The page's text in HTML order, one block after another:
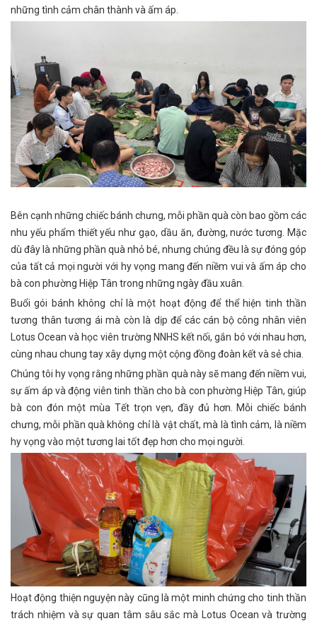
những tình cảm chân thành và ấm áp.
Bên cạnh những chiếc bánh chưng, mỗi phần quà còn bao gồm các
nhu yếu phẩm thiết yếu như gạo, dầu ăn, đường, nước tương. Mặc
dù đây là những phần quà nhỏ bé, nhưng chúng đều là sự đóng góp
của tất cả mọi người với hy vọng mang đến niềm vui và ấm áp cho
bà con phường Hiệp Tân trong những ngày đầu xuân.
Buổi gói bánh không chỉ là một hoạt động để thể hiện tinh thần
tương thân tương ái mà còn là dịp để các cán bộ công nhân viên
Lotus Ocean và học viên trường NNHS kết nối, gắn bó với nhau hơn,
cùng nhau chung tay xây dựng một cộng đồng đoàn kết và sẻ chia.
Chúng tôi hy vọng rằng những phần quà này sẽ mang đến niềm vui,
sự ấm áp và động viên tinh thần cho bà con phường Hiệp Tân, giúp
bà con đón một mùa Tết trọn vẹn, đầy đủ hơn. Mỗi chiếc bánh
chưng, mỗi phần quà không chỉ là vật chất, mà là tình cảm, là niềm
hy vọng vào một tương lai tốt đẹp hơn cho mọi người.
Hoạt động thiện nguyện này cũng là một minh chứng cho tinh thần
trách nhiệm và sự quan tâm sâu sắc mà Lotus Ocean và trường